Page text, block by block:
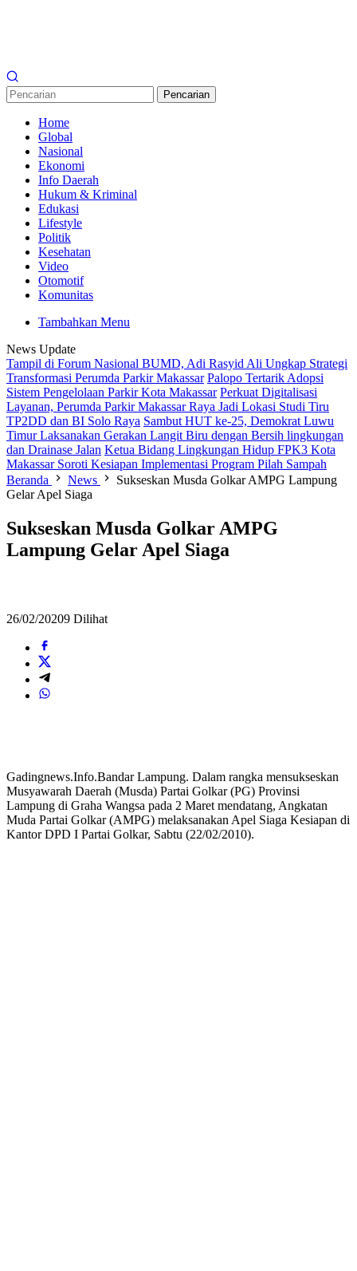
Pencarian
Home
Global
Nasional
Ekonomi
Info Daerah
Hukum & Kriminal
Edukasi
Lifestyle
Politik
Kesehatan
Video
Otomotif
Komunitas
Tambahkan Menu
News Update
Tampil di Forum Nasional BUMD, Adi Rasyid Ali Ungkap Strategi
Transformasi Perumda Parkir Makassar Palopo Tertarik Adopsi
Sistem Pengelolaan Parkir Kota Makassar Perkuat Digitalisasi
Layanan, Perumda Parkir Makassar Raya Jadi Lokasi Studi Tiru
TP2DD dan BI Solo Raya Sambut HUT ke-25, Demokrat Luwu
Timur Laksanakan Gerakan Langit Biru dengan Bersih lingkungan
dan Drainase Jalan Ketua Bidang Lingkungan Hidup FPK3 Kota
Makassar Soroti Kesiapan Implementasi Program Pilah Sampah
Beranda
News
Sukseskan Musda Golkar AMPG Lampung
Gelar Apel Siaga
Sukseskan Musda Golkar AMPG
Lampung Gelar Apel Siaga
26/02/20209 Dilihat
Gadingnews.Info.Bandar Lampung. Dalam rangka mensukseskan
Musyawarah Daerah (Musda) Partai Golkar (PG) Provinsi
Lampung di Graha Wangsa pada 2 Maret mendatang, Angkatan
Muda Partai Golkar (AMPG) melaksanakan Apel Siaga Kesiapan di
Kantor DPD I Partai Golkar, Sabtu (22/02/2010).